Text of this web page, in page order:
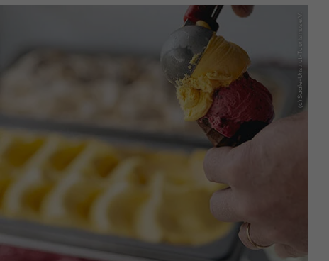
(c) Saale-Unstrut-Tourismus e.V.